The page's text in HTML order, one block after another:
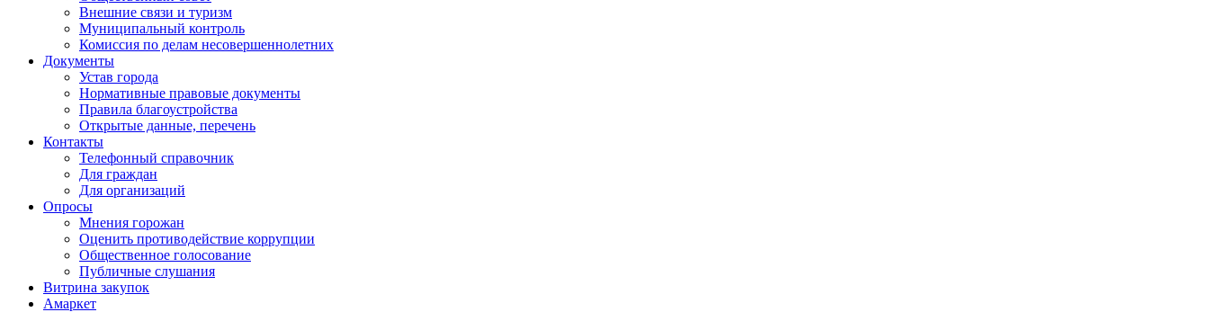
Внешние связи и туризм
Муниципальный контроль
Комиссия по делам несовершеннолетних
Документы
Устав города
Нормативные правовые документы
Правила благоустройства
Открытые данные, перечень
Контакты
Телефонный справочник
Для граждан
Для организаций
Опросы
Мнения горожан
Оценить противодействие коррупции
Общественное голосование
Публичные слушания
Витрина закупок
Амаркет